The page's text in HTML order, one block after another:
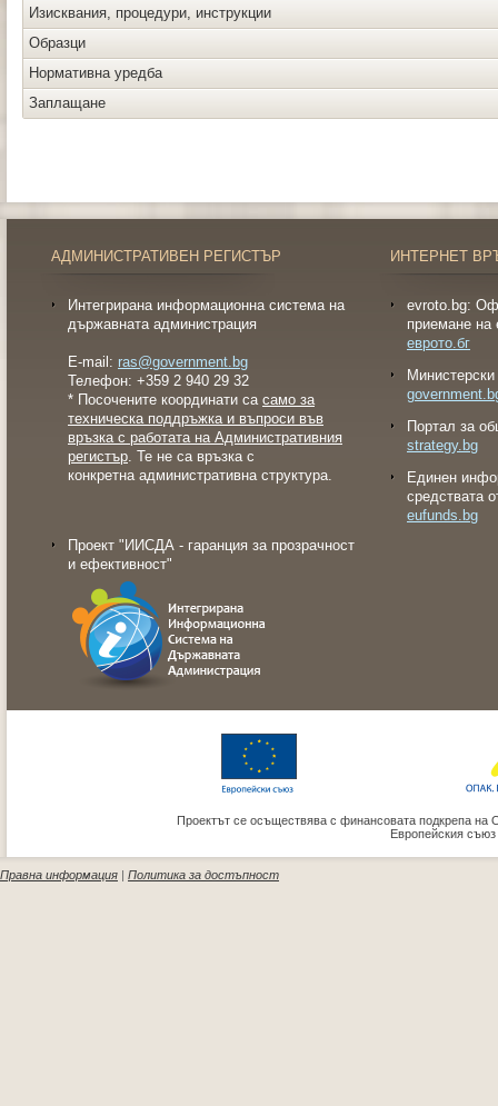
Изисквания, процедури, инструкции
Образци
Нормативна уредба
Заплащане
АДМИНИСТРАТИВЕН РЕГИСТЪР
Интегрирана информационна система на
държавната администрация
E-mail: ras@government.bg
Телефон: +359 2 940 29 32
* Посочените координати са само за
техническа поддръжка и въпроси във
връзка с работата на Административния
регистър. Те не са връзка с
конкретна административна структура.
Проект "ИИСДА - гаранция за прозрачност
и ефективност"
ИНТЕРНЕТ
evroto.bg:
приемане на
еврото.бг
Портал за
strategy.bg
Eдинен
средствата
eufunds.bg
Проектът се осъществява с финансовата подкрепа на
Европейския
Правна информация | Политика за достъпност